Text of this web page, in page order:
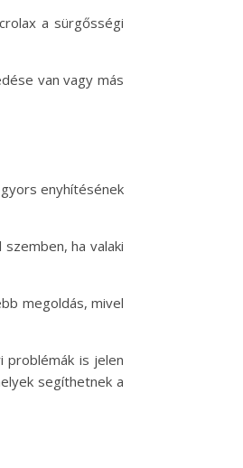
a sürgősségi
van vagy más
enyhítésének
ha valaki
megoldás, mivel
problémák is jelen
segíthetnek a